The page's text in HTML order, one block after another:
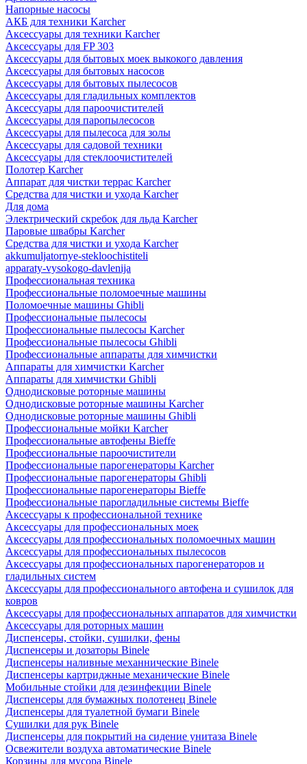
Напорные насосы
АКБ для техники Karcher
Аксессуары для техники Karcher
Аксессуары для FP 303
Аксессуары для бытовых моек выкокого давления
Аксессуары для бытовых насосов
Аксессуары для бытовых пылесосов
Аксессуары для гладильных комплектов
Аксессуары для пароочистителей
Аксессуары для паропылесосов
Аксессуары для пылесоса для золы
Аксессуары для садовой техники
Аксессуары для стеклоочистителей
Полотер Karcher
Аппарат для чистки террас Karcher
Средства для чистки и ухода Karcher
Для дома
Электрический скребок для льда Karcher
Паровые швабры Karcher
Средства для чистки и ухода Karcher
akkumuljatornye-stekloochistiteli
apparaty-vysokogo-davlenija
Профессиональная техника
Профессиональные поломоечные машины
Поломоечные машины Ghibli
Профессиональные пылесосы
Профессиональные пылесосы Karcher
Профессиональные пылесосы Ghibli
Профессиональные аппараты для химчистки
Аппараты для химчистки Karcher
Аппараты для химчистки Ghibli
Однодисковые роторные машины
Однодисковые роторные машины Karcher
Однодисковые роторные машины Ghibli
Профессиональные мойки Karcher
Профессиональные автофены Bieffe
Профессиональные пароочистители
Профессиональные парогенераторы Karcher
Профессиональные парогенераторы Ghibli
Профессиональные парогенераторы Bieffe
Профессиональные парогладильные системы Bieffe
Аксессуары к профессиональной технике
Аксессуары для профессиональных моек
Аксессуары для профессиональных поломоечных машин
Аксессуары для профессиональных пылесосов
Аксессуары для профессиональных парогенераторов и
гладильных систем
Аксессуары для профессионального автофена и сушилок для
ковров
Аксессуары для профессиональных аппаратов для химчистки
Аксессуары для роторных машин
Диспенсеры, стойки, сушилки, фены
Диспенсеры и дозаторы Binele
Диспенсеры наливные механнические Binele
Диспенсеры картриджные механические Binele
Мобильные стойки для дезинфекции Binele
Диспенсеры для бумажных полотенец Binele
Диспенсеры для туалетной бумаги Binele
Сушилки для рук Binele
Диспенсеры для покрытий на сидение унитаза Binele
Освежители воздуха автоматические Binele
Корзины для мусора Binele